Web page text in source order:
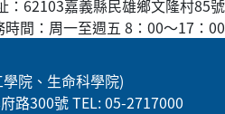
：62103嘉義縣民雄鄉文隆村85號
時間：周一至週五 8：00～17：00
院、生命科學院)
路300號 TEL: 05-2717000